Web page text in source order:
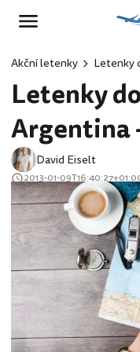
Akční letenky Letenky
Letenky
Argentina
David Eiselt
2013-01-